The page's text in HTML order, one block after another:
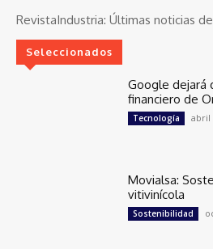
RevistaIndustria: Últimas noticias
Seleccionados
Google dejará
financiero de
Tecnología abril
Movialsa:
vitivinícola
Sostenibilidad